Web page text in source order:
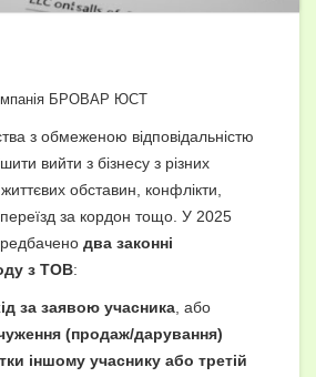
БРОВАР ЮСТ
з обмеженою відповідальністю
вийти з бізнесу з різних
обставин, конфлікти,
за кордон тощо. У 2025
два законні
з ТОВ:
за заявою учасника , або
(продаж/дарування)
іншому учаснику або третій